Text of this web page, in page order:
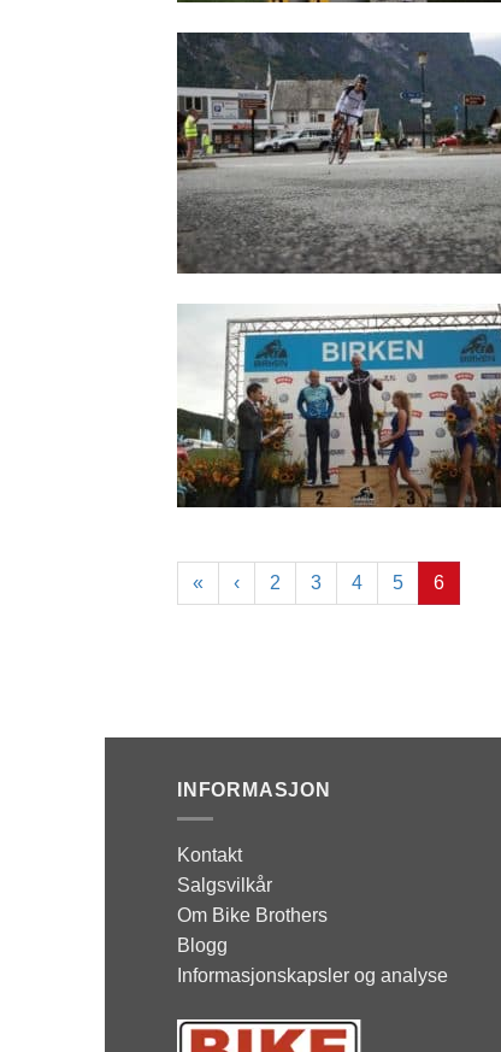
« ‹ 2 3 4 5 6
INFORMASJON
Kontakt
Salgsvilkår
Om Bike Brothers
Blogg
Informasjonskapsler og analyse